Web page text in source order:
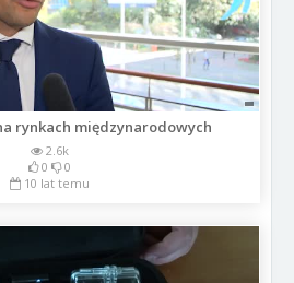
rynkach międzynarodowych
2.6k
0
0
10 lat temu